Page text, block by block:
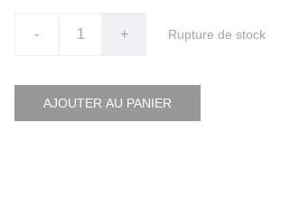
- + Rupture de stock
AJOUTER AU PANIER